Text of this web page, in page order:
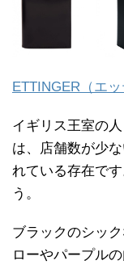
ETTINGER（エッ
イギリス王室の
は、店舗数が少
れている存在で
う。
ブラックのシッ
ローやパープル